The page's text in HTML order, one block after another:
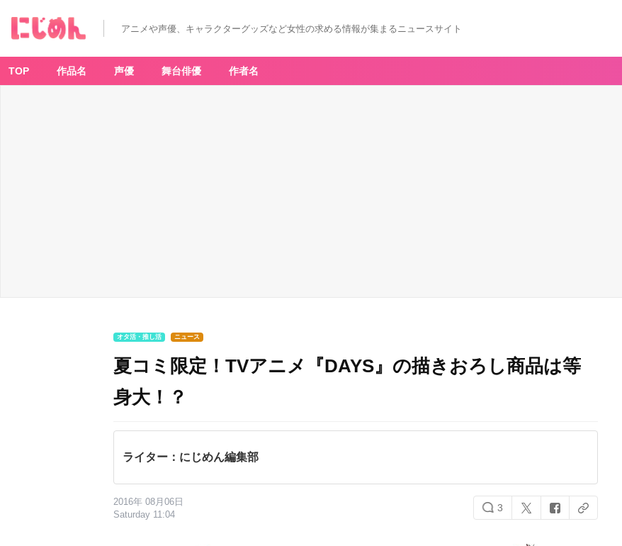
アニメや声優、キャラクターグッズなど女性の求める情報が集まるニュースサイト
TOP 作品名 声優 舞台俳優 作者名
オタ活・推し活 ニュース
夏コミ限定！TVアニメ『DAYS』の描きおろし商品は等
身大！？
ライター：にじめん編集部
2016年 08月06日
Saturday 11:04
3